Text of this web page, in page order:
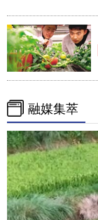
融媒集萃